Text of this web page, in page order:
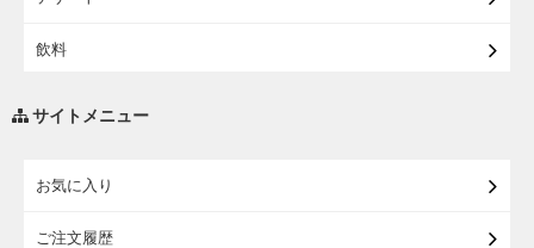
飲料
サイトメニュー
お気に入り
ご注文履歴